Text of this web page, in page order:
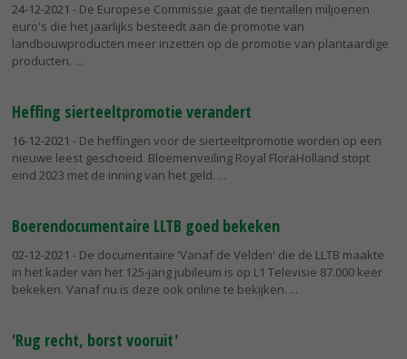
24-12-2021 - De Europese Commissie gaat de tientallen miljoenen
euro's die het jaarlijks besteedt aan de promotie van
landbouwproducten meer inzetten op de promotie van plantaardige
producten.
Heffing sierteeltpromotie verandert
16-12-2021 - De heffingen voor de sierteeltpromotie worden op een
nieuwe leest geschoeid. Bloemenveiling Royal FloraHolland stopt
eind 2023 met de inning van het geld.
Boerendocumentaire LLTB goed bekeken
02-12-2021 - De documentaire 'Vanaf de Velden' die de LLTB maakte
in het kader van het 125-jarig jubileum is op L1 Televisie 87.000 keer
bekeken. Vanaf nu is deze ook online te bekijken.
'Rug recht, borst vooruit'